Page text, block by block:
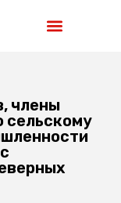
члены
сельскому